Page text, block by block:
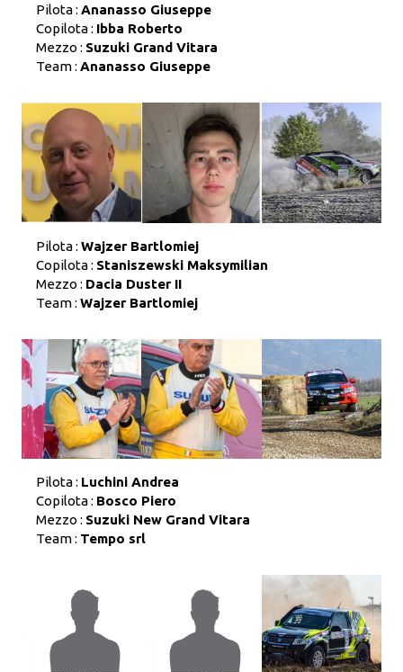
Pilota : Ananasso Giuseppe
Copilota : Ibba Roberto
Mezzo : Suzuki Grand Vitara
Team : Ananasso Giuseppe
Pilota : Wajzer Bartlomiej
Copilota : Staniszewski Maksymilian
Mezzo : Dacia Duster II
Team : Wajzer Bartlomiej
Pilota : Luchini Andrea
Copilota : Bosco Piero
Mezzo : Suzuki New Grand Vitara
Team : Tempo srl